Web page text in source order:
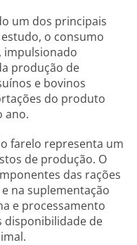
um dos principais
o consumo
impulsionado
produção de
e bovinos
do produto
ano.
farelo representa um
de produção. O
das rações
na suplementação
e processamento
disponibilidade de